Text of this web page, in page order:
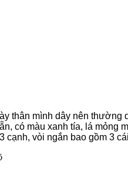
thân mình dây nên
có màu xanh tía, lá mỏng
cạnh, vòi ngắn bao gồm 3